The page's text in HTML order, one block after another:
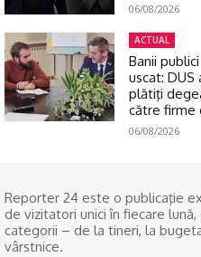
06/08/2026
ACTUAL
Banii
uscat: DUS
plătiţi
către firme
06/08/2026
Reporter 24 este o publicaţie
de vizitatori unici în fiecare
categorii – de la tineri, la
vârstnice.